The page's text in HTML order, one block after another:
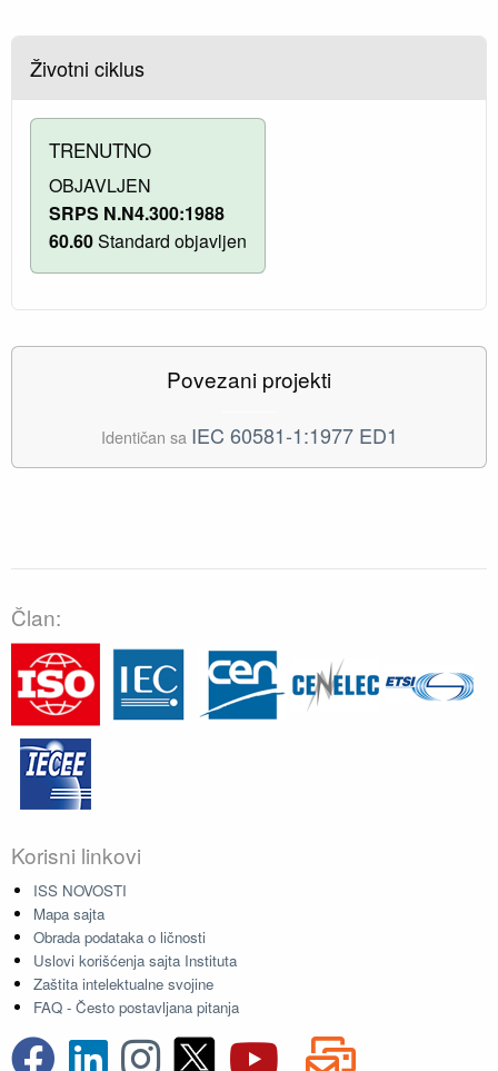
Životni ciklus
TRENUTNO
OBJAVLJEN
SRPS N.N4.300:1988
60.60Standard objavljen
Povezani projekti
Identičan sa IEC 60581-1:1977 ED1
Član:
Korisni linkovi
ISS NOVOSTI
Mapa sajta
Obrada podataka o ličnosti
Uslovi korišćenja sajta Instituta
Zaštita intelektualne svojine
FAQ - Često postavljana pitanja